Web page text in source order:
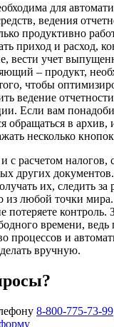
для
ведения
продуктивно
приход и расход,
вести учет
– продукт,
чтобы
ведение
Если вам
обращаться в архив,
несколько
с расчетом налогов,
других
их, следить за
из любой точки
контроль.
времени, ведь
процессов и
вручную.
8-800-775-73-99